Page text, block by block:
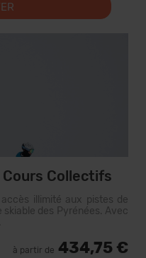
Collectifs
illimité aux pistes de
des Pyrénées. Avec
à partir de 434,75 €